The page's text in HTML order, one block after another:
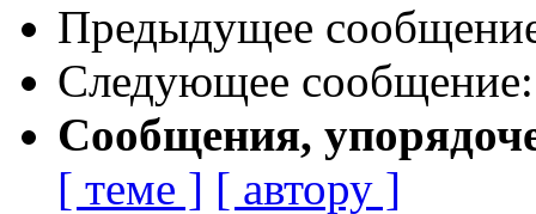
Предыдущее
Следующее
Сообщения,
[ теме ] [ автору ]